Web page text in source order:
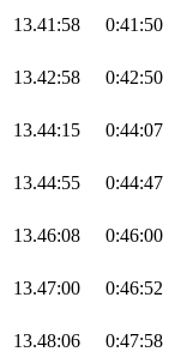
13.41:58 0:41:50
13.42:58 0:42:50
13.44:15 0:44:07
13.44:55 0:44:47
13.46:08 0:46:00
13.47:00 0:46:52
13.48:06 0:47:58